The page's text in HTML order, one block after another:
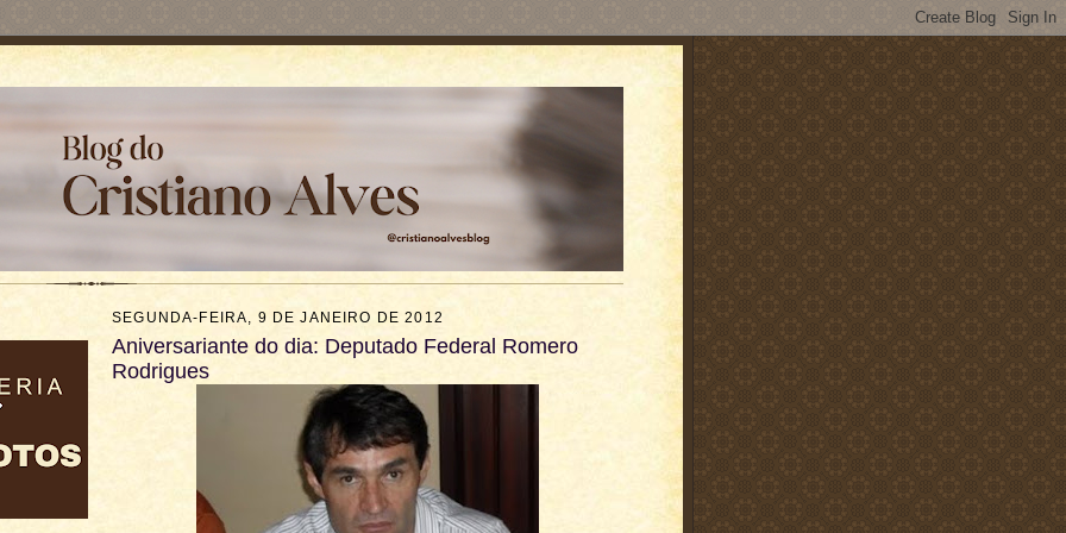
SEGUNDA-FEIRA, 9 DE JANEIRO DE 2012
Aniversariante do dia: Deputado Federal Romero
Rodrigues